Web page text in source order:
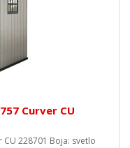
Curver CU
CU 228701 Boja: svetlo